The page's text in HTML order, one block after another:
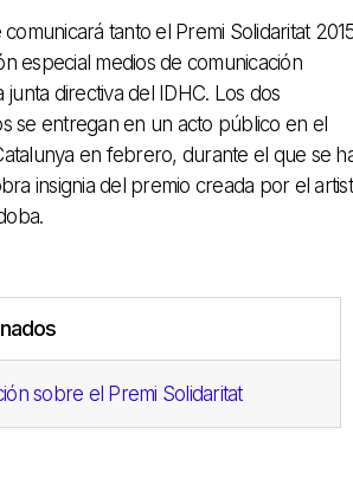
comunicará tanto el Premi Solidaritat
especial medios de comunicación
directiva del IDHC. Los dos
se entregan en un acto público en el
en febrero, durante el que se
insignia del premio creada por el
sobre el Premi Solidaritat